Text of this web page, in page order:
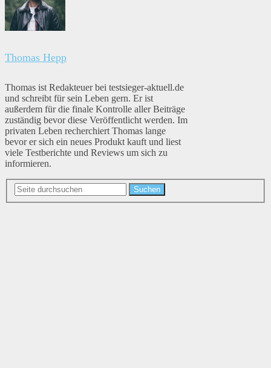
Thomas Hepp
Thomas ist Redakteuer bei testsieger-aktuell.de
und schreibt für sein Leben gern. Er ist
außerdem für die finale Kontrolle aller Beiträge
zuständig bevor diese Veröffentlicht werden. Im
privaten Leben recherchiert Thomas lange
bevor er sich ein neues Produkt kauft und liest
viele Testberichte und Reviews um sich zu
informieren.
Suchen